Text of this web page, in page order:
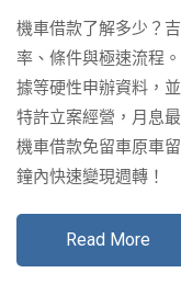
機車借款了解多少？
率、條件與極速流程
據等硬性申辦資料，
特許立案經營，月息
機車借款免留車原車
鐘內快速變現週轉！
Read More